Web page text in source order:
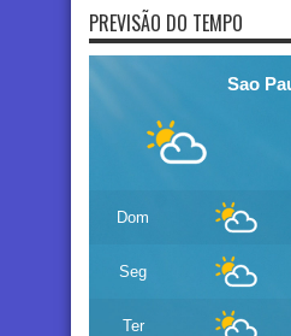
PREVISÃO DO TEMPO
Sao
Dom
Seg
Ter